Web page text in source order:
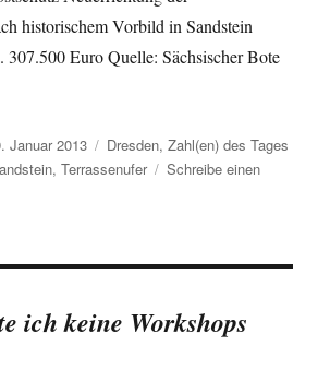
historischem Vorbild in Sandstein
307.500 Euro Quelle: Sächsischer Bote
Januar 2013 Kategorien
Dresden,Zahl(en) des Tages
,Terrassenufer
Schreibe einen
ich keine Workshops